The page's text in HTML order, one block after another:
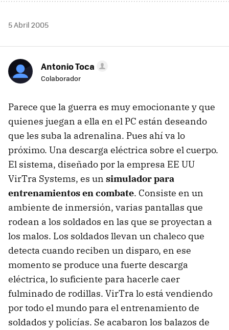
5 Abril 2005
Antonio Toca
Colaborador
Parece que la guerra es muy emocionante y que
quienes juegan a ella en el PC están deseando
que les suba la adrenalina. Pues ahí va lo
próximo. Una descarga eléctrica sobre el cuerpo.
El sistema, diseñado por la empresa EE UU
VirTra Systems, es un simulador para
entrenamientos en combate. Consiste en un
ambiente de inmersión, varias pantallas que
rodean a los soldados en las que se proyectan a
los malos. Los soldados llevan un chaleco que
detecta cuando reciben un disparo, en ese
momento se produce una fuerte descarga
eléctrica, lo suficiente para hacerle caer
fulminado de rodillas. VirTra lo está vendiendo
por todo el mundo para el entrenamiento de
soldados y policías. Se acabaron los balazos de